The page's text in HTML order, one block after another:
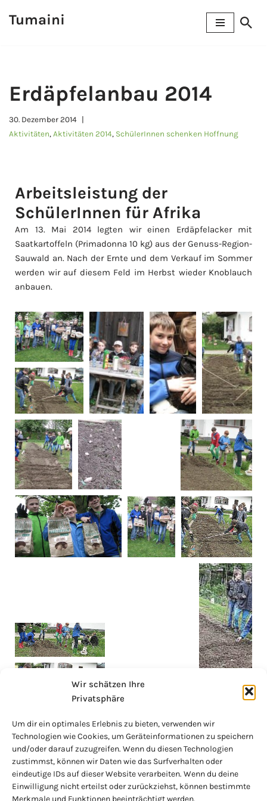
Wir schätzen Ihre
Privatsphäre
Um dir ein optimales Erlebnis zu bieten, verwenden wir
Technologien wie Cookies, um Geräteinformationen zu speichern
und/oder darauf zuzugreifen. Wenn du diesen Technologien
zustimmst, können wir Daten wie das Surfverhalten oder
eindeutige IDs auf dieser Website verarbeiten. Wenn du deine
Einwilligung nicht erteilst oder zurückziehst, können bestimmte
Merkmale und Funktionen beeinträchtigt werden.
Tumaini
Erdäpfelanbau 2014
30. Dezember 2014
Aktivitäten, Aktivitäten 2014, SchülerInnen schenken Hoffnung
Arbeitsleistung der
SchülerInnen für Afrika
Am 13. Mai 2014 legten wir einen Erdäpfelacker mit
Saatkartoffeln (Primadonna 10 kg) aus der Genuss-Region-
Sauwald an. Nach der Ernte und dem Verkauf im Sommer
werden wir auf diesem Feld im Herbst wieder Knoblauch
anbauen.